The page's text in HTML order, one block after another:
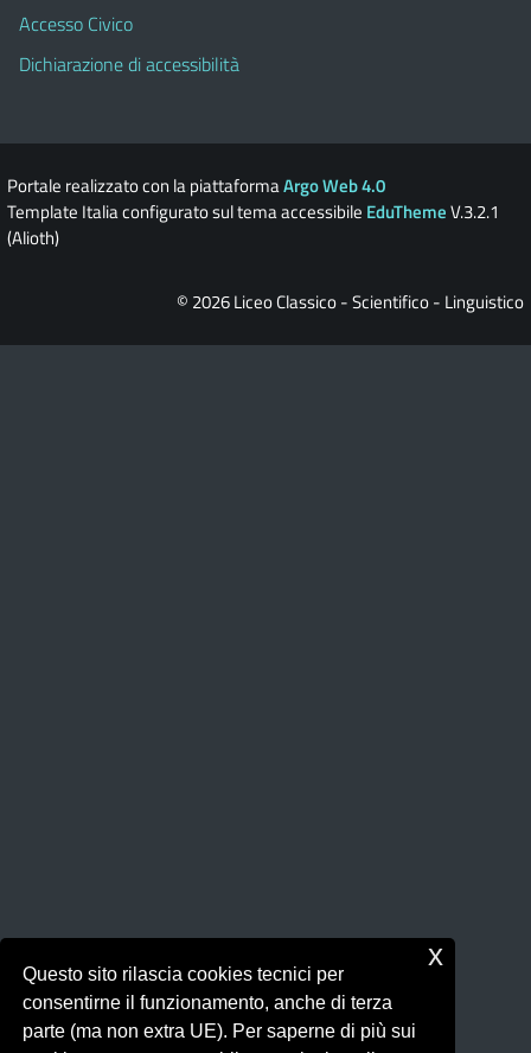
Accesso Civico
Dichiarazione di accessibilità
Portale realizzato con la piattaformaArgo Web 4.0
Template Italia configurato sul tema accessibile EduThemeV.3.2.1
(Alioth)
© 2026 Liceo Classico - Scientifico - Linguistico
Questo sito rilascia cookies tecnici per
consentirne il funzionamento, anche di terza
parte (ma non extra UE). Per saperne di più sui
x